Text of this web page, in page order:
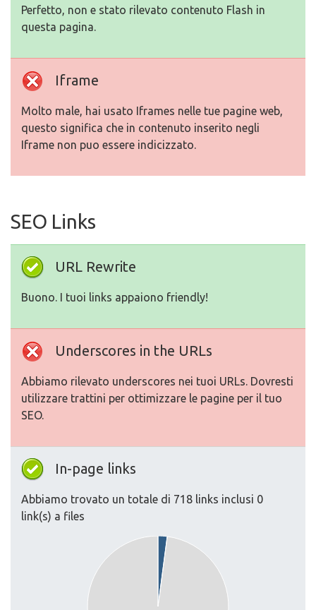
Perfetto, non e stato rilevato contenuto Flash in
questa pagina.
Iframe
Molto male, hai usato Iframes nelle tue pagine web,
questo significa che in contenuto inserito negli
Iframe non puo essere indicizzato.
SEO Links
URL Rewrite
Buono. I tuoi links appaiono friendly!
Underscores in the URLs
Abbiamo rilevato underscores nei tuoi URLs. Dovresti
utilizzare trattini per ottimizzare le pagine per il tuo
SEO.
In-page links
Abbiamo trovato un totale di 718 links inclusi 0
link(s) a files